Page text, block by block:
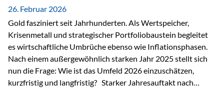
26. Februar 2026
Gold fasziniert seit Jahrhunderten. Als Wertspeicher,
Krisenmetall und strategischer Portfoliobaustein begleitet
es wirtschaftliche Umbrüche ebenso wie Inflationsphasen.
Nach einem außergewöhnlich starken Jahr 2025 stellt sich
nun die Frage: Wie ist das Umfeld 2026 einzuschätzen,
kurzfristig und langfristig? Starker Jahresauftakt nach